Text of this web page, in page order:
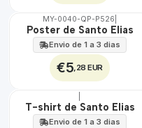
🇵🇹
100%
MY-0040-QP-P526
Poster de Santo Elias
Envio de 1 a 3 dias
€5 ,28 EUR
🇵🇹
100%
T-shirt de Santo Elias
Envio de 1 a 3 dias